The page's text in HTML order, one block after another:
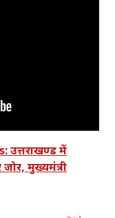
उत्तराखण्ड में
मुख्यमंत्री